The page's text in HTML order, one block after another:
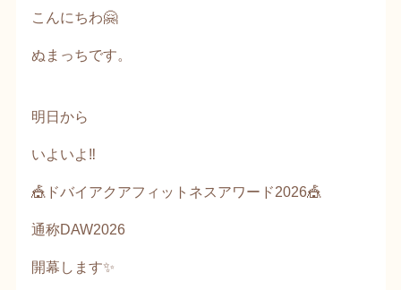
こんにちわ🤗
ぬまっちです。
明日から
いよいよ‼️
🎪ドバイアクアフィットネスアワード2026🎪
通称DAW2026
開幕します✨